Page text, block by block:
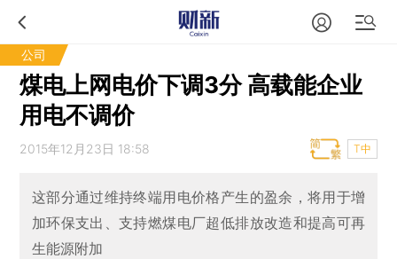
公司
煤电上网电价下调3分 高载能企业
用电不调价
2015年12月23日 18:58 T中
这部分通过维持终端用电价格产生的盈余，将用于增
加环保支出、支持燃煤电厂超低排放改造和提高可再
生能源附加